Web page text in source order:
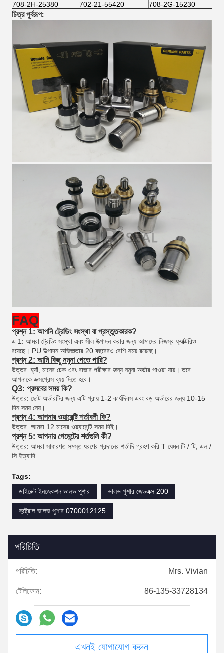
708-2H-25380 702-21-55420 708-2G-15230
চিত্র পূর্বরূপ:
FAQ
প্রশ্ন 1: আপনি ট্রেডিং সংস্থা বা প্রস্তুতকারক?
এ 1: আমরা ট্রেডিং সংস্থা এবং সীল উত্পাদন করার জন্য আমাদের নিজস্ব ফ্যাক্টরিও
রয়েছে। PU উত্পাদন অভিজ্ঞতার 20 বছরেরও বেশি সময় রয়েছে।
প্রশ্ন 2: আমি কিছু নমুনা পেতে পারি?
উত্তর: হ্যাঁ, মানের চেক এবং বাজার পরীক্ষার জন্য নমুনা অর্ডার পাওয়া যায়। তবে
আপনাকে এক্সপ্রেস ব্যয় দিতে হবে।
Q3: প্রসবের সময় কি?
উত্তর: ছোট অর্ডারটির জন্য এটি প্রায় 1-2 কার্যদিবস এবং বড় অর্ডারের জন্য 10-15
দিন সময় নেয়।
প্রশ্ন 4: আপনার ওয়ারেন্টি শর্তাবলী কি?
উত্তর: আমরা 12 মাসের ওয়্যারেন্টি সময় দিই।
প্রশ্ন 5: আপনার পেমেন্টের শর্তগুলি কী?
উত্তর: আমরা সাধারণত সমস্ত ধরণের প্রদানের শর্তাদি গ্রহণ করি T যেমন টি / টি, এল /
সি ইত্যাদি
Tags:
ডাইরেক্ট ইনজেকশন ভালভ পুশার
ভালভ পুশার জেডএক্স 200
কন্ট্রোল ভালভ পুশার 0700012125
পরিচিতি
পরিচিতি: Mrs. Vivian
টেলিফোন: 86-135-33728134
এখনই যোগাযোগ করুন